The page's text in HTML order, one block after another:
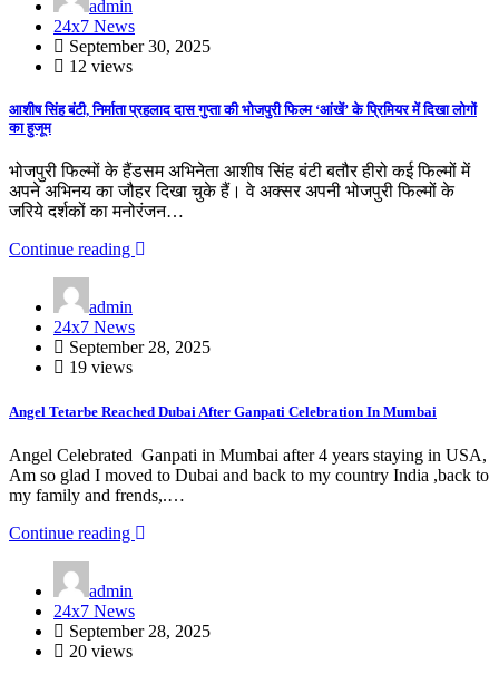
admin
24x7 News
September 30, 2025
12 views
आशीष सिंह बंटी, निर्माता प्रहलाद दास गुप्ता की भोजपुरी फिल्म ‘आंखें’ के प्रिमियर में दिखा लोगों
का हुजूम
भोजपुरी फिल्मों के हैंडसम अभिनेता आशीष सिंह बंटी बतौर हीरो कई फिल्मों में
अपने अभिनय का जौहर दिखा चुके हैं। वे अक्सर अपनी भोजपुरी फिल्मों के
जरिये दर्शकों का मनोरंजन…
Continue reading
admin
24x7 News
September 28, 2025
19 views
Angel Tetarbe Reached Dubai After Ganpati Celebration In Mumbai
Angel Celebrated Ganpati in Mumbai after 4 years staying in USA,
Am so glad I moved to Dubai and back to my country India ,back to
my family and frends,.…
Continue reading
admin
24x7 News
September 28, 2025
20 views